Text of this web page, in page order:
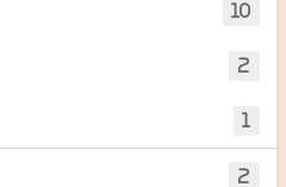
10
2
2